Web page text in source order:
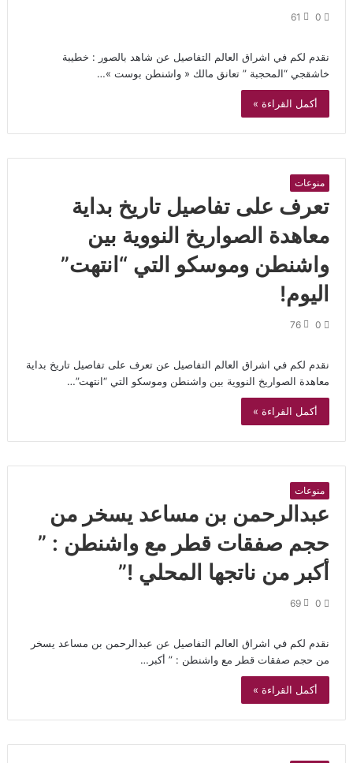
0
61
نقدم لكم في اشراق العالم التفاصيل عن شاهد بالصور : خطيبة
خاشقجي “المحجبة ” تعانق مالك « واشنطن بوست »…
أكمل القراءة »
منوعات
تعرف على تفاصيل تاريخ بداية
معاهدة الصواريخ النووية بين
واشنطن وموسكو التي “انتهت”
اليوم!
0
76
نقدم لكم في اشراق العالم التفاصيل عن تعرف على تفاصيل تاريخ بداية
معاهدة الصواريخ النووية بين واشنطن وموسكو التي “انتهت”…
أكمل القراءة »
منوعات
عبدالرحمن بن مساعد يسخر من
حجم صفقات قطر مع واشنطن : ”
أكبر من ناتجها المحلي !”
0
69
نقدم لكم في اشراق العالم التفاصيل عن عبدالرحمن بن مساعد يسخر
من حجم صفقات قطر مع واشنطن : ” أكبر…
أكمل القراءة »